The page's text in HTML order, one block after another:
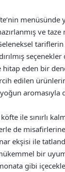
menüsünde
ve
tariflerin
hitap eden bir
edilen
aromasıyla
ile sınırlı
de
ekşisi ile
bir
gibi